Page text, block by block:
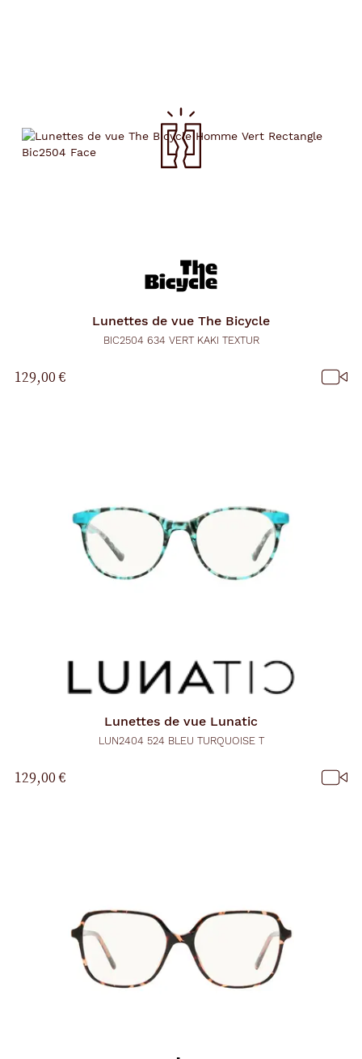
Lunettes de vue The Bicycle
BIC2504 634 VERT KAKI TEXTUR
129,00 €
Lunettes de vue Lunatic
LUN2404 524 BLEU TURQUOISE T
129,00 €